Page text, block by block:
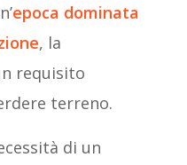
epoca dominata
, la
requisito
terreno.
di un